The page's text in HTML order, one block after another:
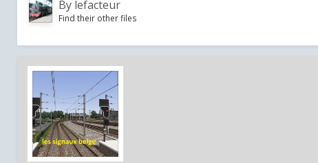
By lefacteur
Find their other files